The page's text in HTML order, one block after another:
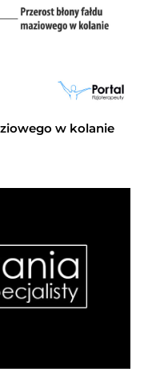
w kolanie